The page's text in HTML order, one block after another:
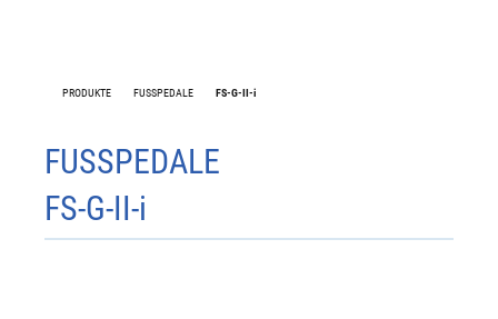
PRODUKTE FUSSPEDALE FS-W1
FS-G-II-i
FUSSPEDALE
FS-G-II-i